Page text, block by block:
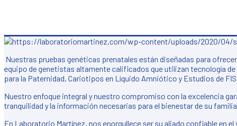
Nuestras pruebas genéticas prenatales están diseñadas para
equipo de genetistas altamente calificados que utilizan tecnología de
para la Paternidad, Cariotipos en Líquido Amniótico y Estudios de
Nuestro enfoque integral y nuestro compromiso con la excelencia
tranquilidad y la información necesarias para el bienestar de su
En Laboratorio Martínez, nos enorgullece ser su aliado confiable en